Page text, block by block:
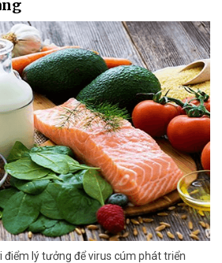
lý tưởng để virus cúm phát triển